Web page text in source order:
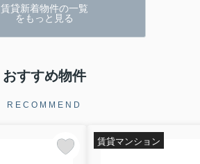
賃貸新着物件の一覧
をもっと見る
おすすめ物件
RECOMMEND
賃貸マンション